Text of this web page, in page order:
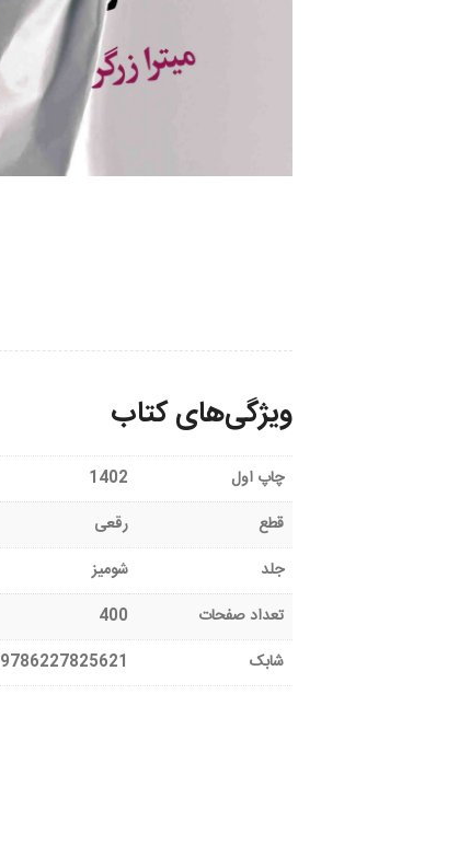
ویژگی‌های کتاب
چاپ اول
1402
قطع
رقعی
جلد
شومیز
تعداد صفحات
400
شابک
9786227825621